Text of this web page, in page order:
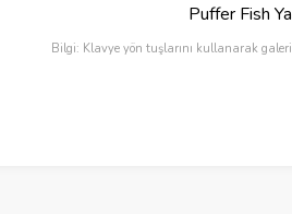
Puffer Fish
Bilgi: Klavye yön tuşlarını kullanarak